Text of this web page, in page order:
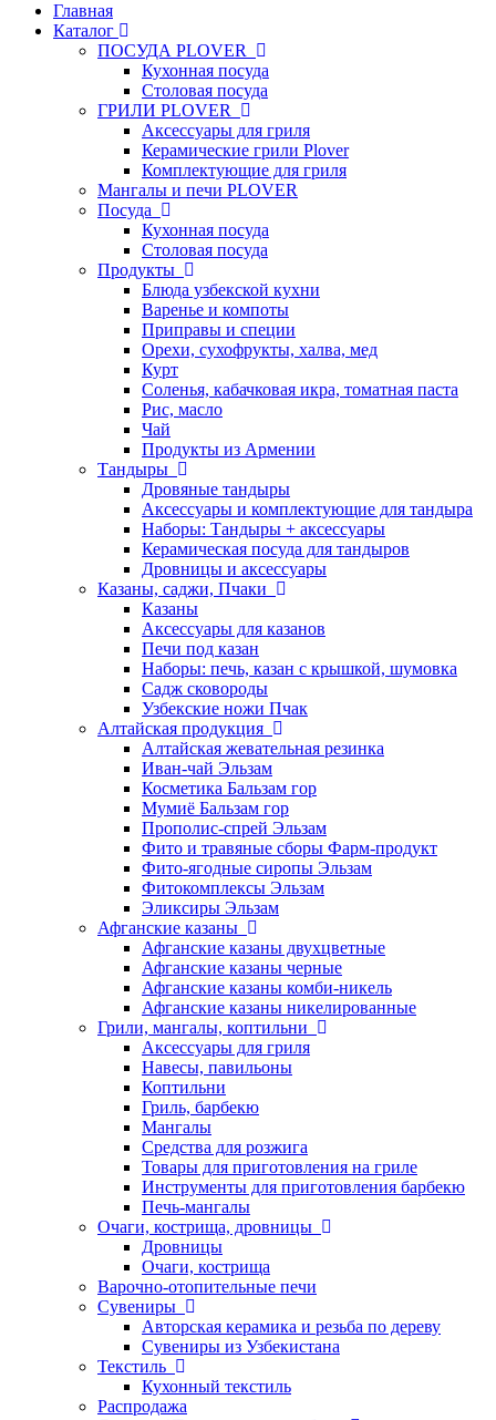
Главная
Каталог
ПОСУДА PLOVER
Кухонная посуда
Столовая посуда
ГРИЛИ PLOVER
Аксессуары для гриля
Керамические грили Plover
Комплектующие для гриля
Мангалы и печи PLOVER
Посуда
Кухонная посуда
Столовая посуда
Продукты
Блюда узбекской кухни
Варенье и компоты
Приправы и специи
Орехи, сухофрукты, халва, мед
Курт
Соленья, кабачковая икра, томатная паста
Рис, масло
Чай
Продукты из Армении
Тандыры
Дровяные тандыры
Аксессуары и комплектующие для тандыра
Наборы: Тандыры + аксессуары
Керамическая посуда для тандыров
Дровницы и аксессуары
Казаны, саджи, Пчаки
Казаны
Аксессуары для казанов
Печи под казан
Наборы: печь, казан с крышкой, шумовка
Садж сковороды
Узбекские ножи Пчак
Алтайская продукция
Алтайская жевательная резинка
Иван-чай Эльзам
Косметика Бальзам гор
Мумиё Бальзам гор
Прополис-спрей Эльзам
Фито и травяные сборы Фарм-продукт
Фито-ягодные сиропы Эльзам
Фитокомплексы Эльзам
Эликсиры Эльзам
Афганские казаны
Афганские казаны двухцветные
Афганские казаны черные
Афганские казаны комби-никель
Афганские казаны никелированные
Грили, мангалы, коптильни
Аксессуары для гриля
Навесы, павильоны
Коптильни
Гриль, барбекю
Мангалы
Средства для розжига
Товары для приготовления на гриле
Инструменты для приготовления барбекю
Печь-мангалы
Очаги, кострища, дровницы
Дровницы
Очаги, кострища
Варочно-отопительные печи
Сувениры
Авторская керамика и резьба по дереву
Сувениры из Узбекистана
Текстиль
Кухонный текстиль
Распродажа